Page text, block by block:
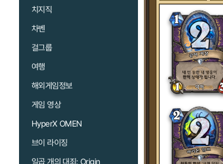
치지직
차벤
걸그룹
여행
해외게임정보
게임 영상
HyperX OMEN
브이 라이징
일곱 개의 대죄: Origin